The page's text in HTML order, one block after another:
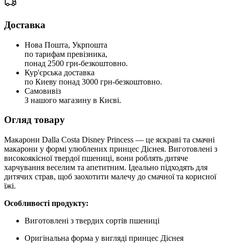
Доставка
Нова Пошта, Укрпошта
по тарифам превізника,
понад 2500 грн-безкоштовно.
Кур'єрська доставка
по Киеву понад 3000 грн-безкоштовно.
Самовивіз
З нашого магазину в Києві.
Огляд товару
Макарони Dalla Costa Disney Princess — це яскраві та смачні
макарони у формі улюблених принцес Діснея. Виготовлені з
високоякісної твердої пшениці, вони роблять дитяче
харчування веселим та апетитним. Ідеально підходять для
дитячих страв, щоб заохотити малечу до смачної та корисної
їжі.
Особливості продукту:
Виготовлені з твердих сортів пшениці
Оригінальна форма у вигляді принцес Діснея